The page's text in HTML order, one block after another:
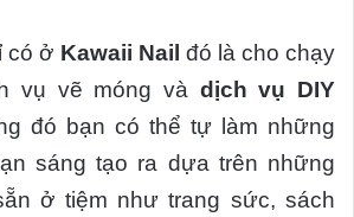
có ở Kawaii Nail đó là cho chạy
vụ vẽ móng và dịch vụ DIY
đó bạn có thể tự làm những
sáng tạo ra dựa trên những
ở tiệm như trang sức, sách